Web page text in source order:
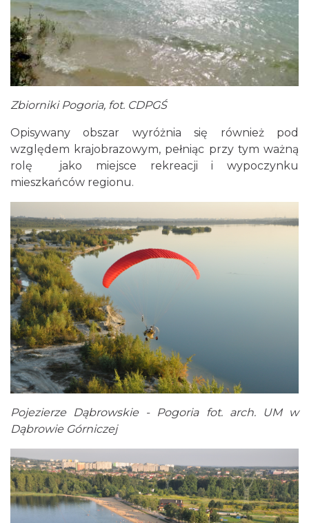
Zbiorniki Pogoria, fot. CDPGŚ
Opisywany obszar wyróżnia się również pod
względem krajobrazowym, pełniąc przy tym ważną
rolę jako miejsce rekreacji i wypoczynku
mieszkańców regionu.
Pojezierze Dąbrowskie - Pogoria fot. arch. UM w
Dąbrowie Górniczej